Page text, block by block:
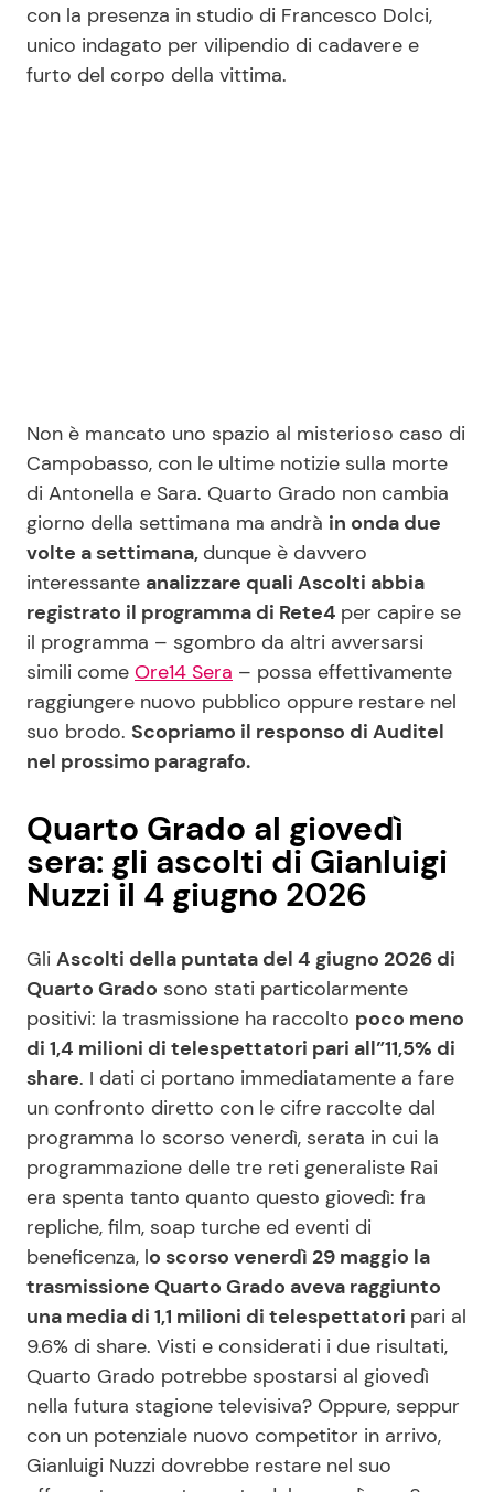
con la presenza in studio di Francesco Dolci,
unico indagato per vilipendio di cadavere e
furto del corpo della vittima.
Non è mancato uno spazio al misterioso caso di
Campobasso, con le ultime notizie sulla morte
di Antonella e Sara. Quarto Grado non cambia
giorno della settimana ma andrà in onda due
volte a settimana, dunque è davvero
interessante analizzare quali Ascolti abbia
registrato il programma di Rete4 per capire se
il programma – sgombro da altri avversarsi
simili come Ore14 Sera – possa effettivamente
raggiungere nuovo pubblico oppure restare nel
suo brodo. Scopriamo il responso di Auditel
nel prossimo paragrafo.
Quarto Grado al giovedì
sera: gli ascolti di Gianluigi
Nuzzi il 4 giugno 2026
Gli Ascolti della puntata del 4 giugno 2026 di
Quarto Grado sono stati particolarmente
positivi: la trasmissione ha raccolto poco meno
di 1,4 milioni di telespettatori pari all”11,5% di
share. I dati ci portano immediatamente a fare
un confronto diretto con le cifre raccolte dal
programma lo scorso venerdì, serata in cui la
programmazione delle tre reti generaliste Rai
era spenta tanto quanto questo giovedì: fra
repliche, film, soap turche ed eventi di
beneficenza, lo scorso venerdì 29 maggio la
trasmissione Quarto Grado aveva raggiunto
una media di 1,1 milioni di telespettatori pari al
9.6% di share. Visti e considerati i due risultati,
Quarto Grado potrebbe spostarsi al giovedì
nella futura stagione televisiva? Oppure, seppur
con un potenziale nuovo competitor in arrivo,
Gianluigi Nuzzi dovrebbe restare nel suo